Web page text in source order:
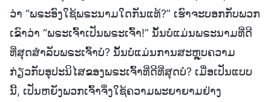
ວ່າ “ພຣະອົງໃຊ້ພຣະນາມໃດກັນແທ້?” ເຮົາຈະບອກກັບພວກ
ເຂົາວ່າ “ພຣະເຈົ້າເປັນພຣະເຈົ້າ!” ນັ້ນບໍ່ແມ່ນພຣະນາມທີ່ດີ
ທີ່ສຸດສຳລັບພຣະເຈົ້າບໍ? ນັ້ນບໍ່ແມ່ນການສະຫຼຸບຄວາມ
ກ່ຽວກັບອຸປະນິໄສຂອງພຣະເຈົ້າທີ່ດີທີ່ສຸດບໍ? ເມື່ອເປັນແບບ
ນີ້, ເປັນຫຍັງພວກເຈົ້າຈຶ່ງໃຊ້ຄວາມພະຍາຍາມຢ່າງ